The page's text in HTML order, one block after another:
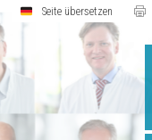
Seite übersetzen